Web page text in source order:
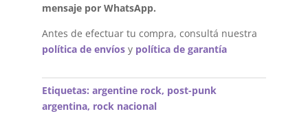
mensaje por WhatsApp.
Antes de efectuar tu compra, consultá nuestra
política de envíosy política de garantía
Etiquetas: argentine rock, post-punk
argentina, rock nacional